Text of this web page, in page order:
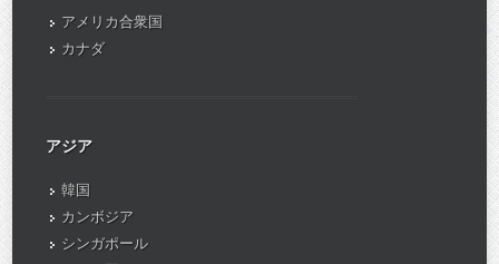
アメリカ合衆国
カナダ
アジア
韓国
カンボジア
シンガポール